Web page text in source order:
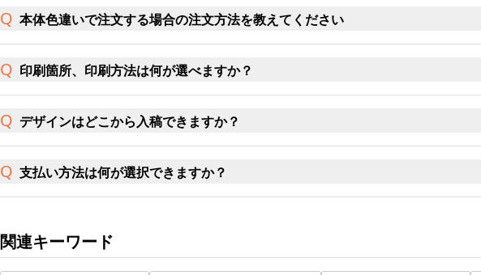
本体色違いで注文する場合の注文方法を教えてください
印刷箇所、印刷方法は何が選べますか？
デザインはどこから入稿できますか？
支払い方法は何が選択できますか？
関連キーワード